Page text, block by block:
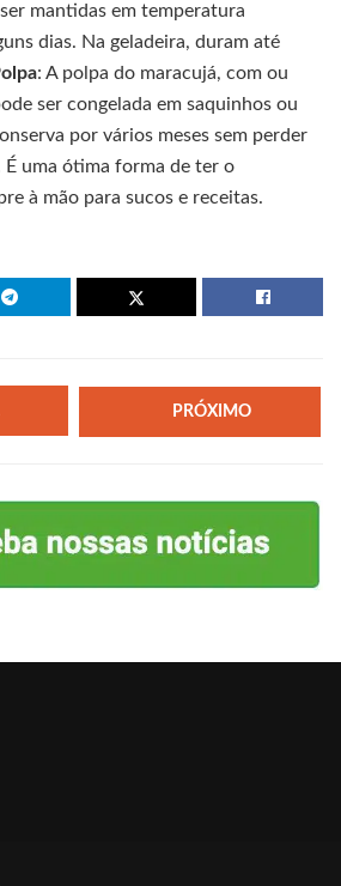
mantidas em temperatura
dias. Na geladeira, duram até
: A polpa do maracujá, com ou
ser congelada em saquinhos ou
por vários meses sem perder
É uma ótima forma de ter o
à mão para sucos e receitas.
PRÓXIMO